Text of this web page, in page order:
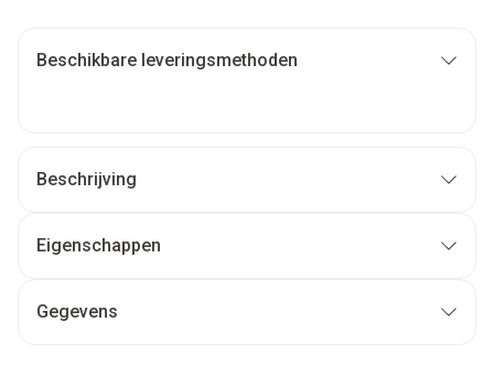
Beschikbare leveringsmethoden
Beschrijving
Eigenschappen
Gegevens